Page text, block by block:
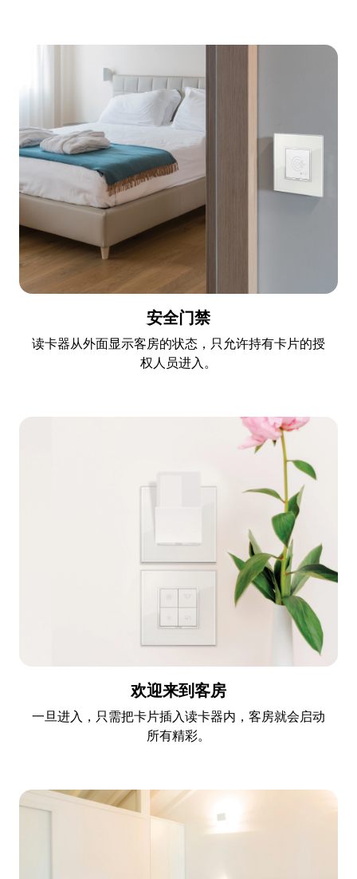
安全门禁
读卡器从外面显示客房的状态，只允许持有卡片的授
权人员进入。
欢迎来到客房
一旦进入，只需把卡片插入读卡器内，客房就会启动
所有精彩。